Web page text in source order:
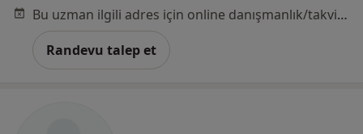
Bu uzman ilgili adres için online danışmanlık/takvim sunmuyor.
Randevu talep et